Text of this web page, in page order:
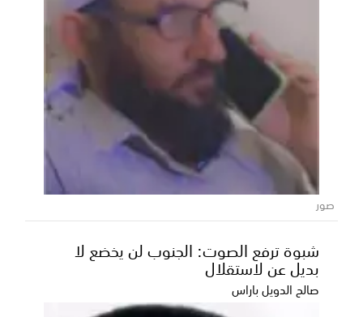
صور
شبوة ترفع الصوت: الجنوب لن يخضع لا
بديل عن لاستقلال
صالح الدويل باراس